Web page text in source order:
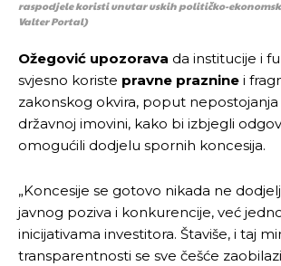
raspodjele koristi unutar uskih političko-
Valter Portal)
Ožegović upozorava da institucije i
svjesno koriste pravne praznine i
zakonskog okvira, poput nepostojanja
državnoj imovini, kako bi izbjegli
omogućili dodjelu spornih koncesija.
„Koncesije se gotovo nikada ne
javnog poziva i konkurencije, već
inicijativama investitora. Štaviše, i taj
transparentnosti se sve češće